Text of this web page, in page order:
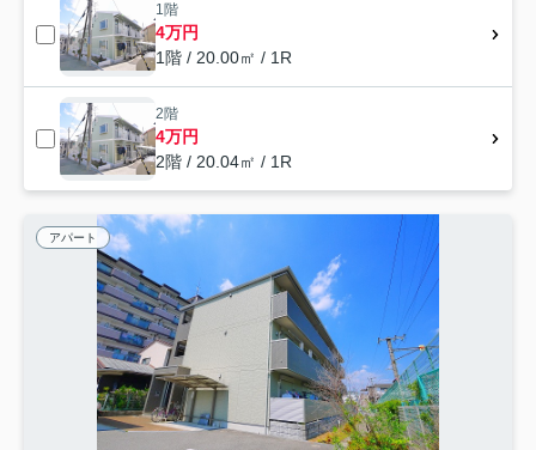
1階
4万円
1階 / 20.00㎡ / 1R
2階
4万円
2階 / 20.04㎡ / 1R
アパート